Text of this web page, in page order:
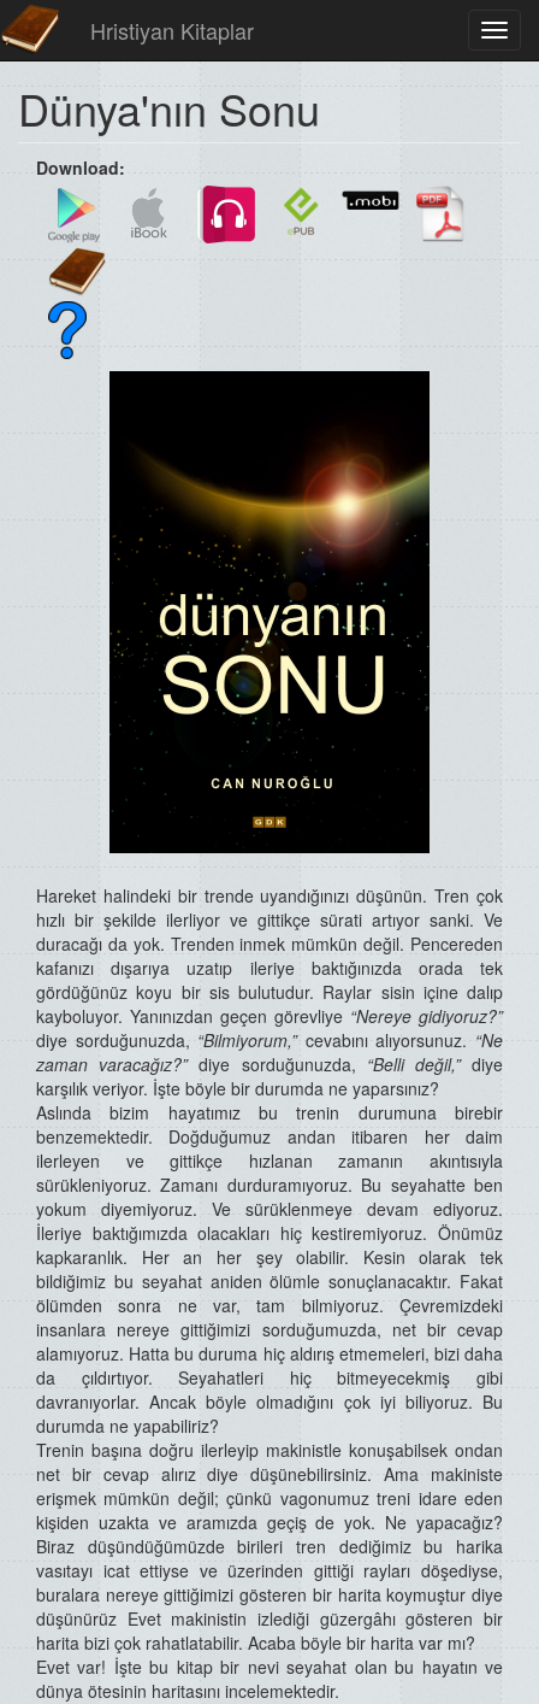
Hristiyan Kitaplar
Dünya'nın Sonu
Download:
Hareket halindeki bir trende uyandığınızı düşünün. Tren çok
hızlı bir şekilde ilerliyor ve gittikçe sürati artıyor sanki. Ve
duracağı da yok. Trenden inmek mümkün değil. Pencereden
kafanızı dışarıya uzatıp ileriye baktığınızda orada tek
gördüğünüz koyu bir sis bulutudur. Raylar sisin içine dalıp
kayboluyor. Yanınızdan geçen görevliye “Nereye gidiyoruz?”
diye sorduğunuzda, “Bilmiyorum,”cevabını alıyorsunuz. “Ne
zaman varacağız?”diye sorduğunuzda, “Belli değil,”diye
karşılık veriyor. İşte böyle bir durumda ne yaparsınız?
Aslında bizim hayatımız bu trenin durumuna birebir
benzemektedir. Doğduğumuz andan itibaren her daim
ilerleyen ve gittikçe hızlanan zamanın akıntısıyla
sürükleniyoruz. Zamanı durduramıyoruz. Bu seyahatte ben
yokum diyemiyoruz. Ve sürüklenmeye devam ediyoruz.
İleriye baktığımızda olacakları hiç kestiremiyoruz. Önümüz
kapkaranlık. Her an her şey olabilir. Kesin olarak tek
bildiğimiz bu seyahat aniden ölümle sonuçlanacaktır. Fakat
ölümden sonra ne var, tam bilmiyoruz. Çevremizdeki
insanlara nereye gittiğimizi sorduğumuzda, net bir cevap
alamıyoruz. Hatta bu duruma hiç aldırış etmemeleri, bizi daha
da çıldırtıyor. Seyahatleri hiç bitmeyecekmiş gibi
davranıyorlar. Ancak böyle olmadığını çok iyi biliyoruz. Bu
durumda ne yapabiliriz?
Trenin başına doğru ilerleyip makinistle konuşabilsek ondan
net bir cevap alırız diye düşünebilirsiniz. Ama makiniste
erişmek mümkün değil; çünkü vagonumuz treni idare eden
kişiden uzakta ve aramızda geçiş de yok. Ne yapacağız?
Biraz düşündüğümüzde birileri tren dediğimiz bu harika
vasıtayı icat ettiyse ve üzerinden gittiği rayları döşediyse,
buralara nereye gittiğimizi gösteren bir harita koymuştur diye
düşünürüz Evet makinistin izlediği güzergâhı gösteren bir
harita bizi çok rahatlatabilir. Acaba böyle bir harita var mı?
Evet var! İşte bu kitap bir nevi seyahat olan bu hayatın ve
dünya ötesinin haritasını incelemektedir.